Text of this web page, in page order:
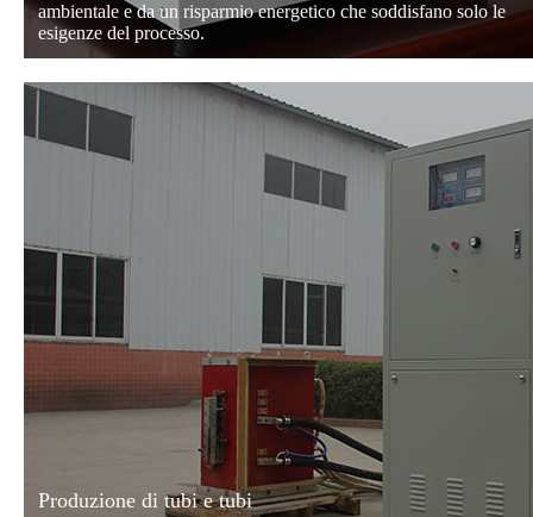
ambientale e da un risparmio energetico che soddisfano solo le
esigenze del processo.
Produzione di tubi e tubi